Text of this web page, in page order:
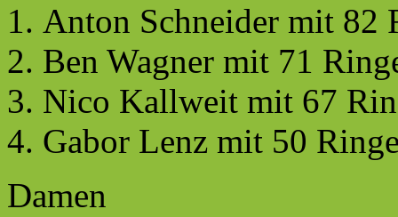
Anton Schneider mit 82
Ben Wagner mit 71
Nico Kallweit mit 67
Gabor Lenz mit 50
Damen